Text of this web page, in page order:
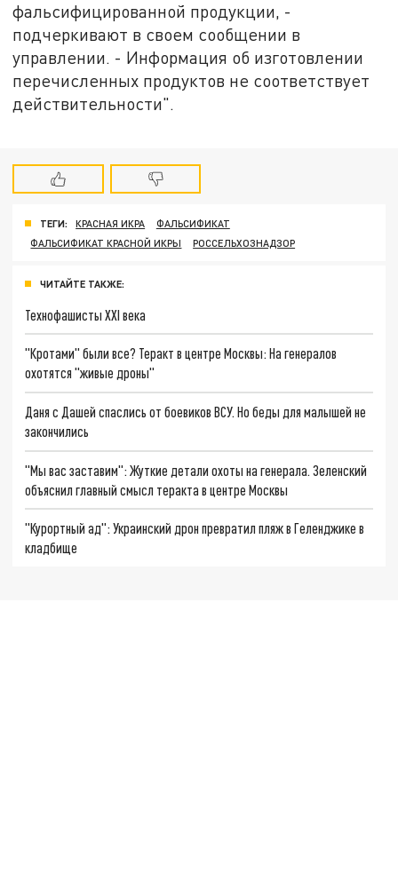
фальсифицированной продукции, -
подчеркивают в своем сообщении в
управлении. - Информация об изготовлении
перечисленных продуктов не соответствует
действительности".
ТЕГИ: КРАСНАЯ ИКРА
ФАЛЬСИФИКАТ
ФАЛЬСИФИКАТ КРАСНОЙ ИКРЫ
РОССЕЛЬХОЗНАДЗОР
ЧИТАЙТЕ ТАКЖЕ:
Технофашисты XXI века
"Кротами" были все? Теракт в центре Москвы: На генералов
охотятся "живые дроны"
Даня с Дашей спаслись от боевиков ВСУ. Но беды для малышей не
закончились
"Мы вас заставим": Жуткие детали охоты на генерала. Зеленский
объяснил главный смысл теракта в центре Москвы
"Курортный ад": Украинский дрон превратил пляж в Геленджике в
кладбище